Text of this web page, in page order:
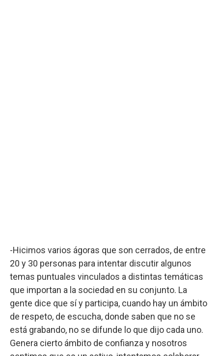
-Hicimos varios ágoras que son cerrados, de entre
20 y 30 personas para intentar discutir algunos
temas puntuales vinculados a distintas temáticas
que importan a la sociedad en su conjunto. La
gente dice que sí y participa, cuando hay un ámbito
de respeto, de escucha, donde saben que no se
está grabando, no se difunde lo que dijo cada uno.
Genera cierto ámbito de confianza y nosotros